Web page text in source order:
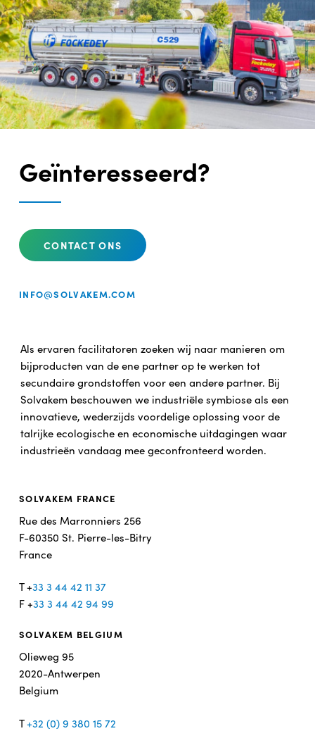
Geïnteresseerd?
CONTACT ONS
INFO@SOLVAKEM.COM
Als ervaren facilitatoren zoeken wij naar manieren om
bijproducten van de ene partner op te werken tot
secundaire grondstoffen voor een andere partner. Bij
Solvakem beschouwen we industriële symbiose als een
innovatieve, wederzijds voordelige oplossing voor de
talrijke ecologische en economische uitdagingen waar
industrieën vandaag mee geconfronteerd worden.
SOLVAKEM FRANCE
Rue des Marronniers 256
F-60350 St. Pierre-les-Bitry
France
T +33 3 44 42 11 37
F +33 3 44 42 94 99
SOLVAKEM BELGIUM
Olieweg 95
2020-Antwerpen
Belgium
T+32 (0) 9 380 15 72